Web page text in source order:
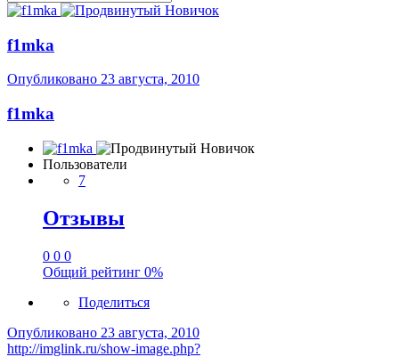
f1mka
Опубликовано 23 августа, 2010
f1mka
Пользователи
7
Отзывы
0 0 0
Общий рейтинг 0%
Поделиться
Опубликовано 23 августа, 2010
http://imglink.ru/show-image.php?